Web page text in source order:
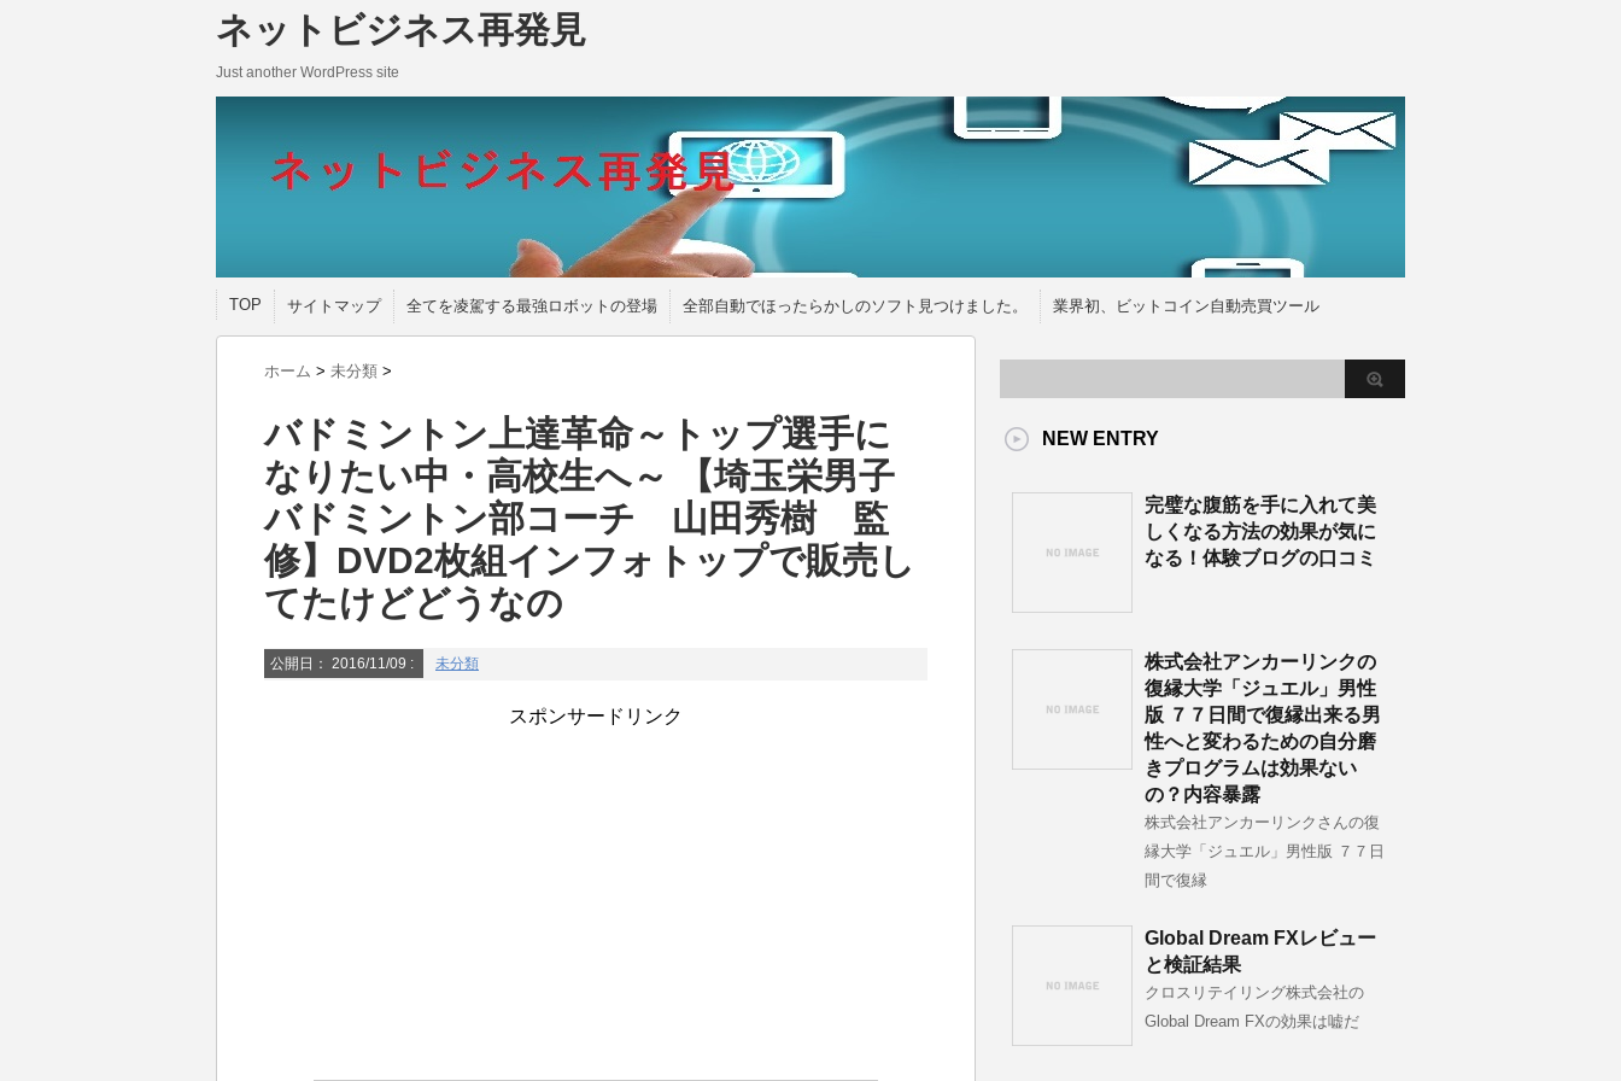
ネットビジネス再発見
Just another WordPress site
TOP サイトマップ 全てを凌駕する最強ロボットの登場 全部自動でほったらかしのソフト見つけました。 業界初、ビットコイン自動売買ツール
ホーム > 未分類 >
バドミントン上達革命～トップ選手に
なりたい中・高校生へ～ 【埼玉栄男子
バドミントン部コーチ 山田秀樹 監
修】DVD2枚組インフォトップで販売し
てたけどどうなの
公開日： 2016/11/09 : 未分類
スポンサードリンク
NEW ENTRY
完璧な腹筋を手に入れて美
しくなる方法の効果が気に
なる！体験ブログの口コミ
株式会社アンカーリンクの
復縁大学「ジュエル」男性
版 ７７日間で復縁出来る男
性へと変わるための自分磨
きプログラムは効果ない
の？内容暴露
株式会社アンカーリンクさんの復
縁大学「ジュエル」男性版 ７７日
間で復縁
Global Dream FXレビュー
と検証結果
クロスリテイリング株式会社の
Global Dream FXの効果は嘘だ